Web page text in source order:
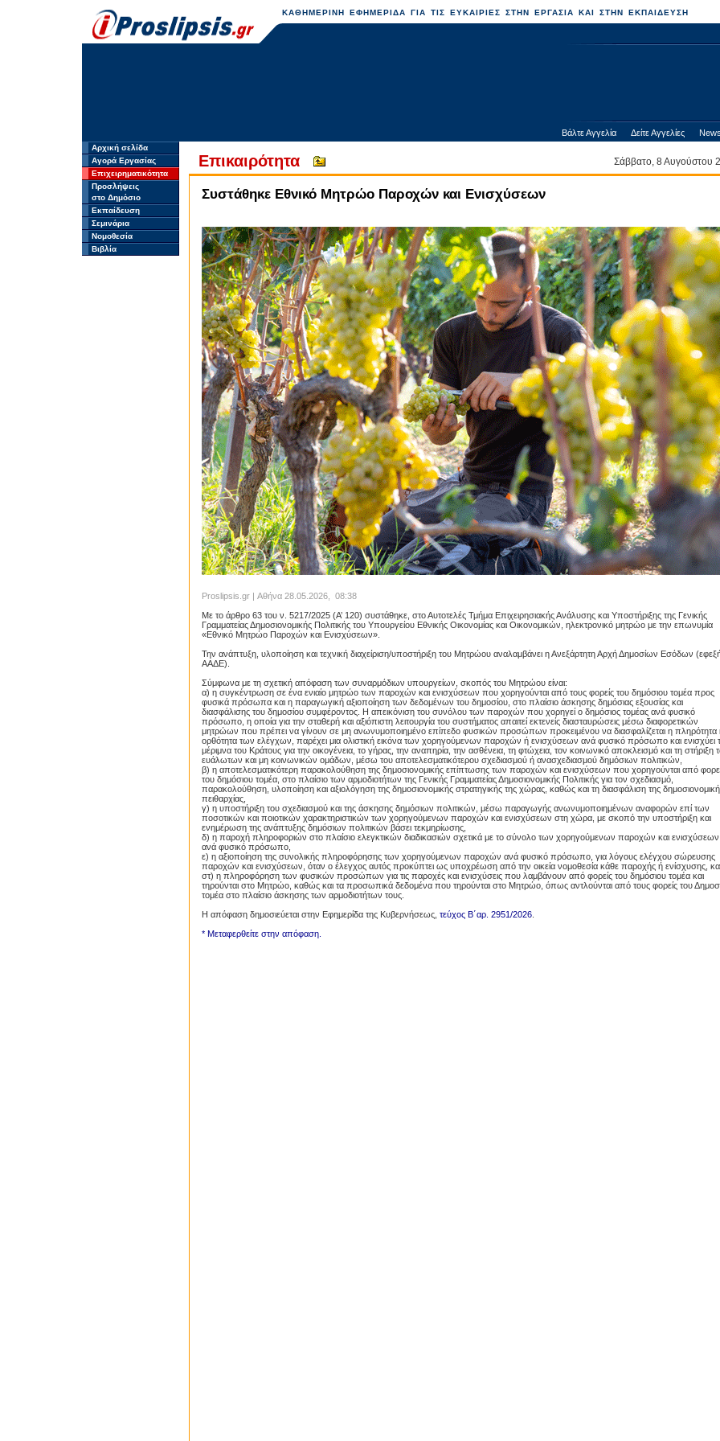
ΚΑΘΗΜΕΡΙΝΗ ΕΦΗΜΕΡΙΔΑ ΓΙΑ ΤΙΣ ΕΥΚΑΙΡΙΕΣ ΣΤΗΝ ΕΡΓΑΣΙΑ ΚΑΙ ΣΤΗΝ ΕΚΠΑΙΔΕΥΣΗ
Βάλτε Αγγελία Δείτε Αγγελίες
Αρχική σελίδα
Αγορά Εργασίας
Επιχειρηματικότητα
Προσλήψεις
στο Δημόσιο
Εκπαίδευση
Σεμινάρια
Νομοθεσία
Βιβλία
Επικαιρότητα Σάββατο, 8
Συστάθηκε Εθνικό Μητρώο Παροχών και Ενισχύσεων
Proslipsis.gr | Αθήνα 28.05.2026, 08:38
Με το άρθρο 63 του ν. 5217/2025 (Α’ 120) συστάθηκε, στο Αυτοτελές Τμήμα Επιχειρησιακής Ανάλυσης και Υποστήριξης της Γενικής
Γραμματείας Δημοσιονομικής Πολιτικής του Υπουργείου Εθνικής Οικονομίας και Οικονομικών, ηλεκτρονικό μητρώο με την επωνυμία
«Εθνικό Μητρώο Παροχών και Ενισχύσεων».
Την ανάπτυξη, υλοποίηση και τεχνική διαχείριση/υποστήριξη του Μητρώου αναλαμβάνει η Ανεξάρτητη Αρχή Δημοσίων Εσόδων
ΑΑΔΕ).
Σύμφωνα με τη σχετική απόφαση των συναρμόδιων υπουργείων, σκοπός του Μητρώου είναι:
α) η συγκέντρωση σε ένα ενιαίο μητρώο των παροχών και ενισχύσεων που χορηγούνται από τους φορείς του δημόσιου τομέα προς
φυσικά πρόσωπα και η παραγωγική αξιοποίηση των δεδομένων του δημοσίου, στο πλαίσιο άσκησης δημόσιας εξουσίας και
διασφάλισης του δημοσίου συμφέροντος. Η απεικόνιση του συνόλου των παροχών που χορηγεί ο δημόσιος τομέας ανά φυσικό
πρόσωπο, η οποία για την σταθερή και αξιόπιστη λειτουργία του συστήματος απαιτεί εκτενείς διασταυρώσεις μέσω διαφορετικών
μητρώων που πρέπει να γίνουν σε μη ανωνυμοποιημένο επίπεδο φυσικών προσώπων προκειμένου να διασφαλίζεται η πληρότητα
ορθότητα των ελέγχων, παρέχει μια ολιστική εικόνα των χορηγούμενων παροχών ή ενισχύσεων ανά φυσικό πρόσωπο και ενισχύει
μέριμνα του Κράτους για την οικογένεια, το γήρας, την αναπηρία, την ασθένεια, τη φτώχεια, τον κοινωνικό αποκλεισμό και τη στήριξη
ευάλωτων και μη κοινωνικών ομάδων, μέσω του αποτελεσματικότερου σχεδιασμού ή ανασχεδιασμού δημόσιων πολιτικών,
β) η αποτελεσματικότερη παρακολούθηση της δημοσιονομικής επίπτωσης των παροχών και ενισχύσεων που χορηγούνται από
του δημόσιου τομέα, στο πλαίσιο των αρμοδιοτήτων της Γενικής Γραμματείας Δημοσιονομικής Πολιτικής για τον σχεδιασμό,
παρακολούθηση, υλοποίηση και αξιολόγηση της δημοσιονομικής στρατηγικής της χώρας, καθώς και τη διασφάλιση της
πειθαρχίας,
γ) η υποστήριξη του σχεδιασμού και της άσκησης δημόσιων πολιτικών, μέσω παραγωγής ανωνυμοποιημένων αναφορών επί των
ποσοτικών και ποιοτικών χαρακτηριστικών των χορηγούμενων παροχών και ενισχύσεων στη χώρα, με σκοπό την υποστήριξη και
ενημέρωση της ανάπτυξης δημόσιων πολιτικών βάσει τεκμηρίωσης,
δ) η παροχή πληροφοριών στο πλαίσιο ελεγκτικών διαδικασιών σχετικά με το σύνολο των χορηγούμενων παροχών και ενισχύσεων
ανά φυσικό πρόσωπο,
ε) η αξιοποίηση της συνολικής πληροφόρησης των χορηγούμενων παροχών ανά φυσικό πρόσωπο, για λόγους ελέγχου σώρευσης
παροχών και ενισχύσεων, όταν ο έλεγχος αυτός προκύπτει ως υποχρέωση από την οικεία νομοθεσία κάθε παροχής ή ενίσχυσης,
στ) η πληροφόρηση των φυσικών προσώπων για τις παροχές και ενισχύσεις που λαμβάνουν από φορείς του δημόσιου τομέα και
τηρούνται στο Μητρώο, καθώς και τα προσωπικά δεδομένα που τηρούνται στο Μητρώο, όπως αντλούνται από τους φορείς του
τομέα στο πλαίσιο άσκησης των αρμοδιοτήτων τους.
Η απόφαση δημοσιεύεται στην Εφημερίδα της Κυβερνήσεως, τεύχος Β΄αρ. 2951/2026
* Μεταφερθείτε στην απόφαση.